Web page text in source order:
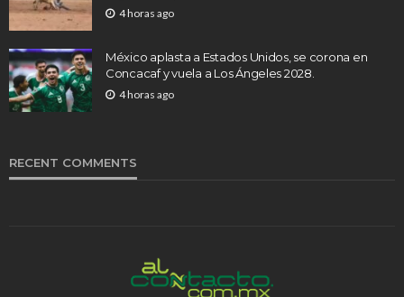
4 horas ago
México aplasta a Estados Unidos, se corona en
Concacaf y vuela a Los Ángeles 2028.
4 horas ago
RECENT COMMENTS